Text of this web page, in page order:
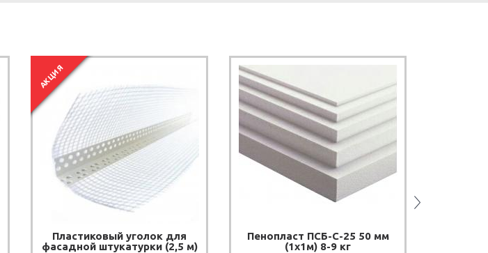
АКЦИЯ
Пластиковый уголок для
фасадной штукатурки (2,5 м)
Пенопласт ПСБ-С-25 50 мм
(1х1м) 8-9 кг